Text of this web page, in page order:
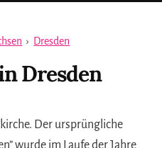
› Dresden
Dresden
Der ursprüngliche
wurde im Laufe der Jahre